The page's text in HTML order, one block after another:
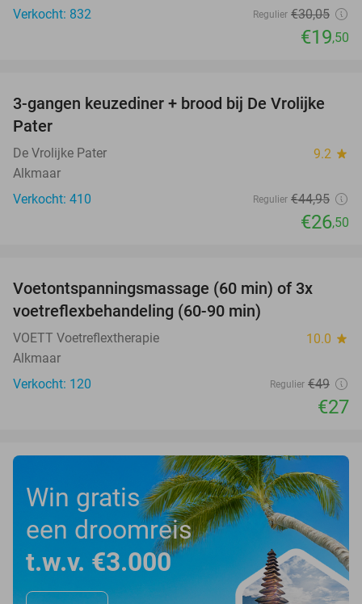
Verkocht: 832
Regulier €30,05
€19,50
41%
3-gangen keuzediner + brood bij De Vrolijke
Pater
De Vrolijke Pater 9.2 star
Alkmaar
Verkocht: 410
Regulier €44,95
€26,50
45%
OUT
Voetontspanningsmassage (60 min) of 3x
voetreflexbehandeling (60-90 min)
VOETT Voetreflextherapie 10.0 star
Alkmaar
Verkocht: 120
Regulier €49
€27
Win gratis
een droomreis
t.w.v. €3.000